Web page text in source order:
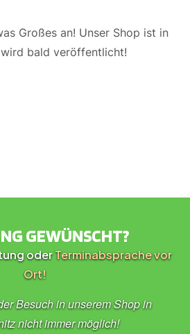
Großes an! Unser Shop ist in
bald veröffentlicht!
GEWÜNSCHT?
oderTerminabsprache vor
Ort!
Besuch in unserem Shop in
nicht immer möglich!